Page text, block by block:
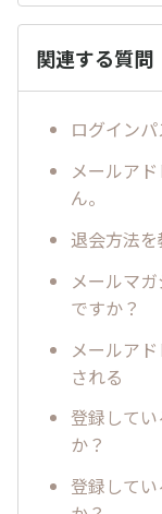
関連する質問
ログイン
メールア
ん。
退会方法
メールマ
ですか？
メールア
される
登録して
か？
登録して